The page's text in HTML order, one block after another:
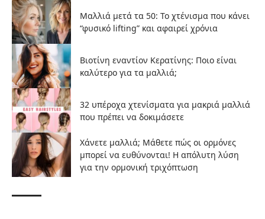
Μαλλιά μετά τα 50: Το χτένισμα που κάνει
“φυσικό lifting” και αφαιρεί χρόνια
Βιοτίνη εναντίον Κερατίνης: Ποιο είναι
καλύτερο για τα μαλλιά;
32 υπέροχα χτενίσματα για μακριά μαλλιά
που πρέπει να δοκιμάσετε
Χάνετε μαλλιά; Μάθετε πώς οι ορμόνες
μπορεί να ευθύνονται! Η απόλυτη λύση
για την ορμονική τριχόπτωση